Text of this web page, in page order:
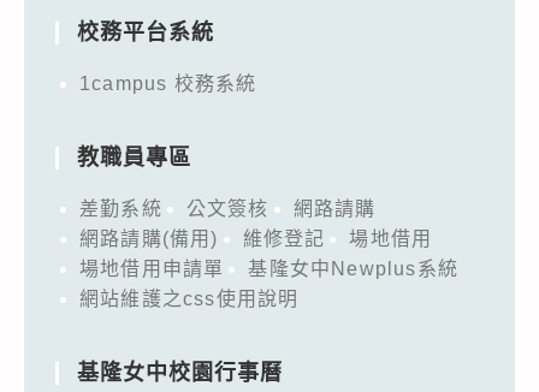
校務平台系統
1campus 校務系統
教職員專區
差勤系統 公文簽核
網路請購
網路請購(備用)
維修登記
場地借用
場地借用申請單
基隆女中Newplus系統
網站維護之css使用說明
基隆女中校園行事曆